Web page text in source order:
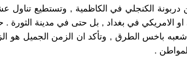
دربونة الكنجلي في الكاظمية , وتستطيع تناول
او الامريكي في بغداد , بل حتى في مدينة الثورة .
باخس الطرق , وتأكد ان الزمن الجميل هو
.